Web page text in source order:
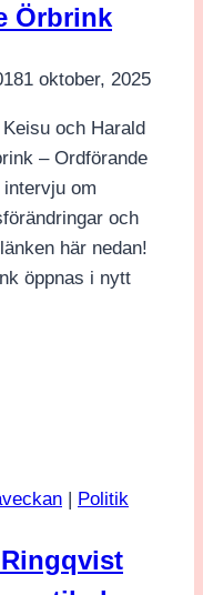
Örbrink
1 oktober, 2025
och Harald
– Ordförande
om
och
här nedan!
öppnas i nytt
| Politik